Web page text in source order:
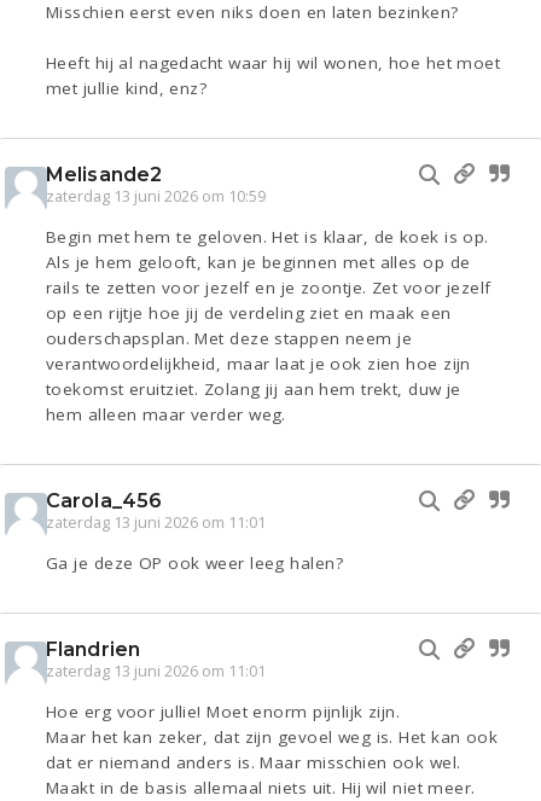
Misschien eerst even niks doen en laten bezinken?
Heeft hij al nagedacht waar hij wil wonen, hoe het moet
met jullie kind, enz?
Melisande2
zaterdag 13 juni 2026 om 10:59
Begin met hem te geloven. Het is klaar, de koek is op.
Als je hem gelooft, kan je beginnen met alles op de
rails te zetten voor jezelf en je zoontje. Zet voor jezelf
op een rijtje hoe jij de verdeling ziet en maak een
ouderschapsplan. Met deze stappen neem je
verantwoordelijkheid, maar laat je ook zien hoe zijn
toekomst eruitziet. Zolang jij aan hem trekt, duw je
hem alleen maar verder weg.
Carola_456
zaterdag 13 juni 2026 om 11:01
Ga je deze OP ook weer leeg halen?
Flandrien
zaterdag 13 juni 2026 om 11:01
Hoe erg voor jullie! Moet enorm pijnlijk zijn.
Maar het kan zeker, dat zijn gevoel weg is. Het kan ook
dat er niemand anders is. Maar misschien ook wel.
Maakt in de basis allemaal niets uit. Hij wil niet meer.